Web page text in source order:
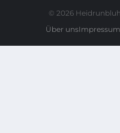
© 2026
Über unsImpressum